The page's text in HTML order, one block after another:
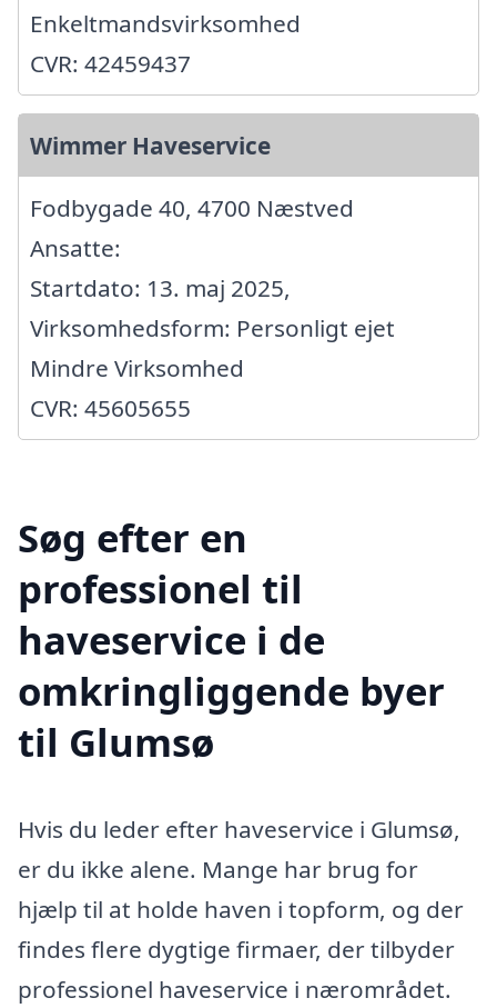
Enkeltmandsvirksomhed
CVR: 42459437
Wimmer Haveservice
Fodbygade 40, 4700 Næstved
Ansatte:
Startdato: 13. maj 2025,
Virksomhedsform: Personligt ejet
Mindre Virksomhed
CVR: 45605655
Søg efter en
professionel til
haveservice i de
omkringliggende byer
til Glumsø
Hvis du leder efter haveservice i Glumsø,
er du ikke alene. Mange har brug for
hjælp til at holde haven i topform, og der
findes flere dygtige firmaer, der tilbyder
professionel haveservice i nærområdet.